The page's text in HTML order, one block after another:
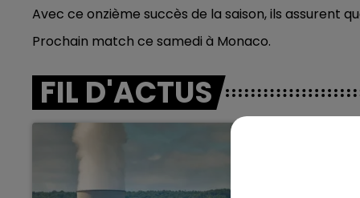
LE CLUB CHAMPAGNE FM
Avec ce onzième succès de la saison, ils assurent
Prochain match ce samedi à Monaco.
FIL D'ACTUS